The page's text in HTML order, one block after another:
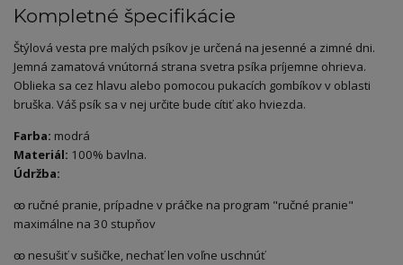
Kompletné špecifikácie
Štýlová vesta pre malých psíkov je určená na jesenné a zimné dni.
Jemná zamatová vnútorná strana svetra psíka príjemne ohrieva.
Oblieka sa cez hlavu alebo pomocou pukacích gombíkov v oblasti
bruška. Váš psík sa v nej určite bude cítiť ako hviezda.
Farba: modrá
Materiál: 100% bavlna.
Údržba:
ꙭ ručné pranie, prípadne v práčke na program "ručné pranie"
maximálne na 30 stupňov
ꙭ nesušiť v sušičke, nechať len voľne uschnúť